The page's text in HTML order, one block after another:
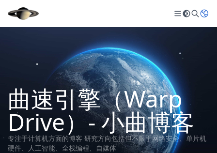
曲速引擎（Warp
Drive）- 小曲博客
专注于计算机方面的博客 研究方向包括但不限于网络安全、单片机
硬件、人工智能、全栈编程、自媒体